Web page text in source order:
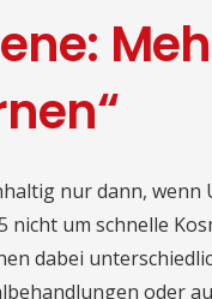
nur dann, wenn
nicht um schnelle
dabei
oder